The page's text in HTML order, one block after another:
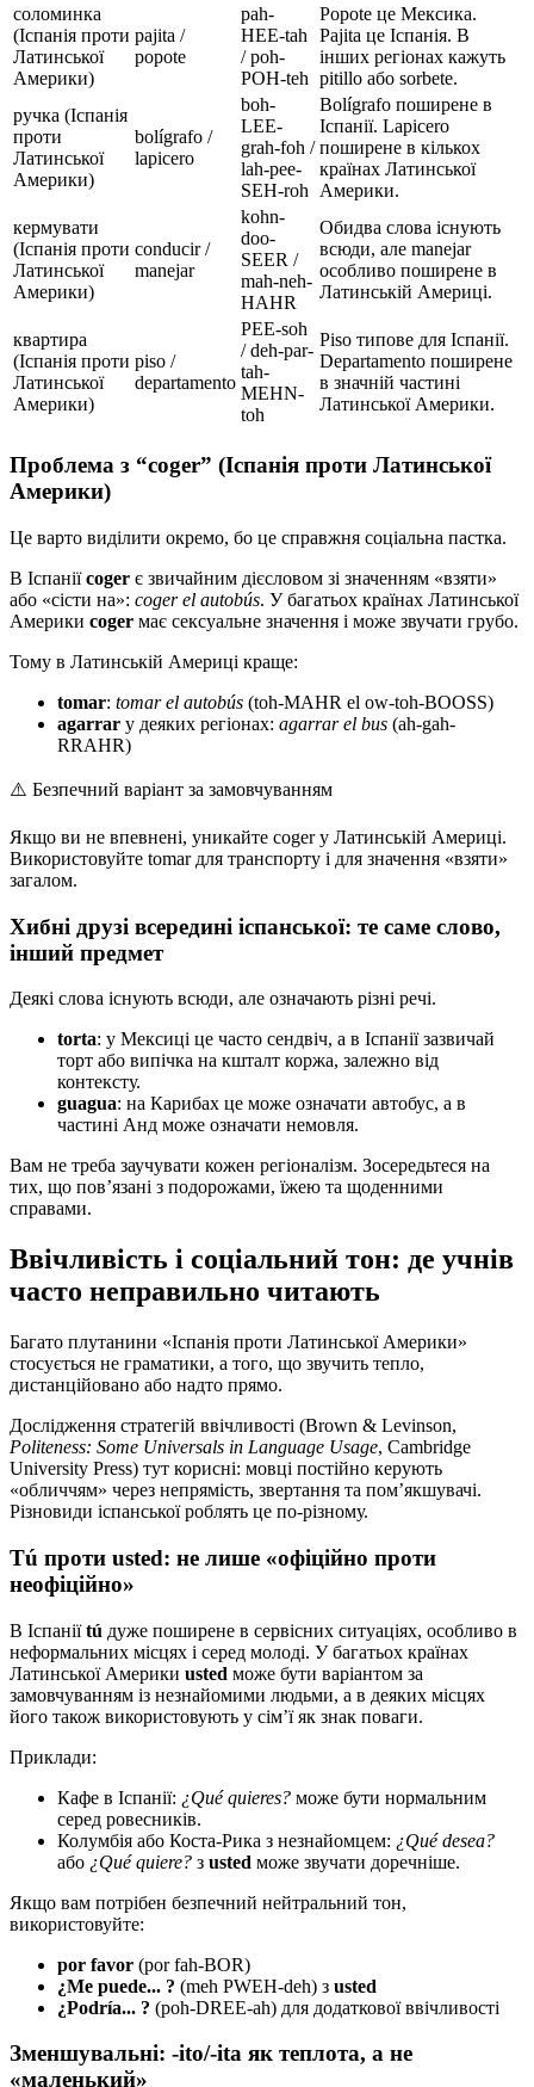
соломинка
(Іспанія проти
Латинської
Америки)
pajita /
popote
pah-
HEE-tah
/ poh-
POH-teh
Popote це Мексика.
Pajita це Іспанія. В
інших регіонах кажуть
pitillo або sorbete.
ручка (Іспанія
проти
Латинської
Америки)
bolígrafo /
lapicero
boh-
LEE-
grah-foh /
lah-pee-
SEH-roh
Bolígrafo поширене в
Іспанії. Lapicero
поширене в кількох
країнах Латинської
Америки.
кермувати
(Іспанія проти
Латинської
Америки)
conducir /
manejar
kohn-
doo-
SEER /
mah-neh-
HAHR
Обидва слова існують
всюди, але manejar
особливо поширене в
Латинській Америці.
квартира
(Іспанія проти
Латинської
Америки)
piso /
departamento
PEE-soh
/ deh-par-
tah-
MEHN-
toh
Piso типове для Іспанії.
Departamento поширене
в значній частині
Латинської Америки.
Проблема з “coger” (Іспанія проти Латинської
Америки)
Це варто виділити окремо, бо це справжня соціальна пастка.
В Іспаніїcoger є звичайним дієсловом зі значенням «взяти»
або «сісти на»: coger el autobús. У багатьох країнах Латинської
Америки coger має сексуальне значення і може звучати грубо.
Тому в Латинській Америці краще:
tomar: tomar el autobús (toh-MAHR el ow-toh-BOOSS)
agarrar у деяких регіонах: agarrar el bus (ah-gah-
RRAHR)
⚠️ Безпечний варіант за замовчуванням
Якщо ви не впевнені, уникайте coger у Латинській Америці.
Використовуйте tomar для транспорту і для значення «взяти»
загалом.
Хибні друзі всередині іспанської: те саме слово,
інший предмет
Деякі слова існують всюди, але означають різні речі.
torta: у Мексиці це часто сендвіч, а в Іспанії зазвичай
торт або випічка на кшталт коржа, залежно від
контексту.
guagua: на Карибах це може означати автобус, а в
частині Анд може означати немовля.
Вам не треба заучувати кожен регіоналізм. Зосередьтеся на
тих, що пов’язані з подорожами, їжею та щоденними
справами.
Ввічливість і соціальний тон: де учнів
часто неправильно читають
Багато плутанини «Іспанія проти Латинської Америки»
стосується не граматики, а того, що звучить тепло,
дистанційовано або надто прямо.
Дослідження стратегій ввічливості (Brown & Levinson,
Politeness: Some Universals in Language Usage, Cambridge
University Press) тут корисні: мовці постійно керують
«обличчям» через непрямість, звертання та пом’якшувачі.
Різновиди іспанської роблять це по-різному.
Tú проти usted: не лише «офіційно проти
неофіційно»
В Іспаніїtú дуже поширене в сервісних ситуаціях, особливо в
неформальних місцях і серед молоді. У багатьох країнах
Латинської Америки usted може бути варіантом за
замовчуванням із незнайомими людьми, а в деяких місцях
його також використовують у сім’ї як знак поваги.
Приклади:
Кафе в Іспанії: ¿Qué quieres? може бути нормальним
серед ровесників.
Колумбія або Коста-Рика з незнайомцем: ¿Qué desea?
або ¿Qué quiere? з usted може звучати доречніше.
Якщо вам потрібен безпечний нейтральний тон,
використовуйте:
por favor (por fah-BOR)
¿Me puede... ? (meh PWEH-deh) з usted
¿Podría... ? (poh-DREE-ah) для додаткової ввічливості
Зменшувальні: -ito/-ita як теплота, а не
«маленький»